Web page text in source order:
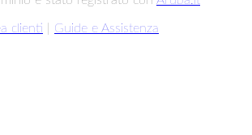
clienti Guide e Assistenza